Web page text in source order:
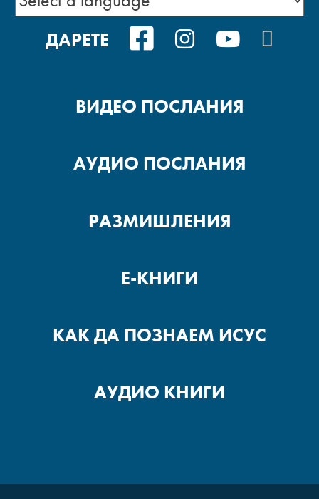
ДАРЕТЕ FACEBOOK
INSTAGRAM
YOUTUBE
ВИДЕО ПОСЛАНИЯ
АУДИО ПОСЛАНИЯ
РАЗМИШЛЕНИЯ
Е-КНИГИ
КАК ДА ПОЗНАЕМ ИСУС
АУДИО КНИГИ